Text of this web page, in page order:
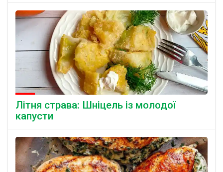
Літня страва: Шніцель із молодої
капусти